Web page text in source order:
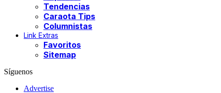
Tendencias
Caraota Tips
Columnistas
Link Extras
Favoritos
Sitemap
Síguenos
Advertise